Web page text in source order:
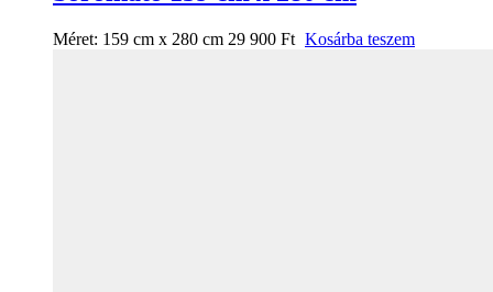
Méret: 159 cm x 280 cm 29 900 Ft Kosárba teszem